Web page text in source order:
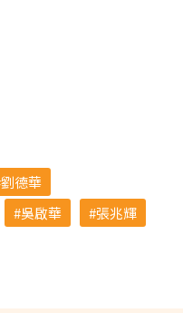
劉德華
吳啟華
張兆輝